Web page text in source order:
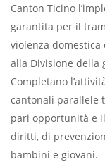
Canton Ticino
garantita per il
violenza
alla Divisione della
Completano
cantonali parallele
pari opportunità e
diritti, di
bambini e giovani.